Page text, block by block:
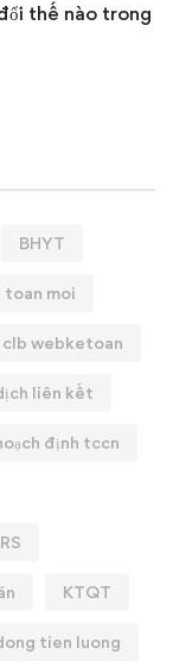
thế nào trong
BHYT
toan moi
clb webketoan
liên kết
định tccn
KTQT
tien luong